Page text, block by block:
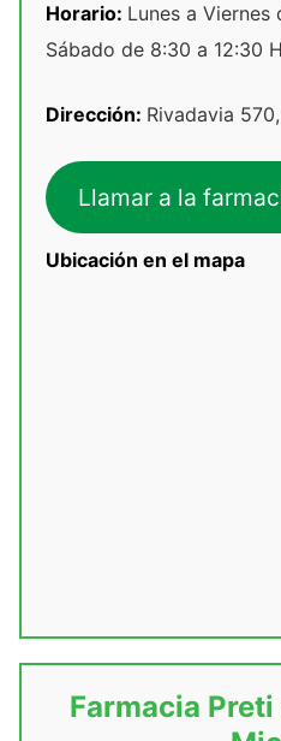
Horario: Lunes a
Sábado de 8:30 a 12:30
Dirección: Rivadavia
Llamar a la
Ubicación en el mapa
Farmacia